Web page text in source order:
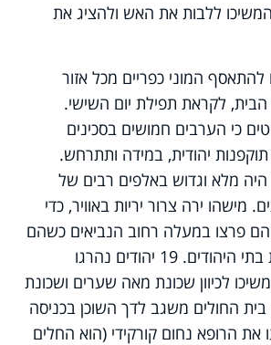
ללבות את האש ולהציג את
להתאסף המוני כפריים מכל אזור
לקראת תפילת יום השישי.
כי הערבים חמושים בסכינים
תוקפנות יהודית, במידה ותתרחש.
מלא וגדוש באלפים רבים של
מישהו ירה צרור יריות באוויר, כדי
פרצו במעלה רחוב הנביאים כשהם
בוזזים ומשחיתים את בתי היהודים. 19 יהודים נהרגו
לכיוון שכונת מאה שערים ושכונת
בית החולים משגב לדך השוכן בכניסה
הרופא נחום קורקידי (הוא החלים